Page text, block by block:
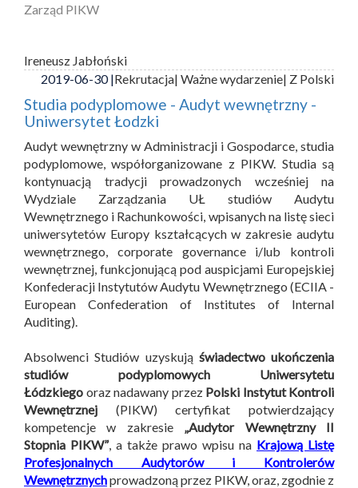
Zarząd PIKW
Ireneusz Jabłoński
2019-06-30 |Rekrutacja| Ważne wydarzenie| Z Polski
Studia podyplomowe - Audyt wewnętrzny -
Uniwersytet Łodzki
Audyt wewnętrzny w Administracji i Gospodarce, studia
podyplomowe, współorganizowane z PIKW. Studia są
kontynuacją tradycji prowadzonych wcześniej na
Wydziale Zarządzania UŁ studiów Audytu
Wewnętrznego i Rachunkowości, wpisanych na listę sieci
uniwersytetów Europy kształcących w zakresie audytu
wewnętrznego, corporate governance i/lub kontroli
wewnętrznej, funkcjonującą pod auspicjami Europejskiej
Konfederacji Instytutów Audytu Wewnętrznego (ECIIA -
European Confederation of Institutes of Internal
Auditing).
Absolwenci Studiów uzyskują świadectwo ukończenia
studiów podyplomowych Uniwersytetu
Łódzkiego oraz nadawany przez Polski Instytut Kontroli
Wewnętrznej (PIKW) certyfikat potwierdzający
kompetencje w zakresie „Audytor Wewnętrzny II
Stopnia PIKW”, a także prawo wpisu na Krajową Listę
Profesjonalnych Audytorów i Kontrolerów
Wewnętrznychprowadzoną przez PIKW, oraz, zgodnie z